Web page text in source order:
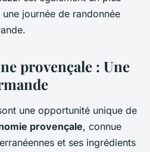
journée de randonnée
provençale : Une
une opportunité unique de
provençale, connue
et ses ingrédients